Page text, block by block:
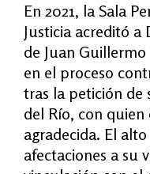
En 2021, la Sala
Justicia acreditó a
de Juan
en el proceso
tras la petición de
del Río, con
agradecida. El
afectaciones a su